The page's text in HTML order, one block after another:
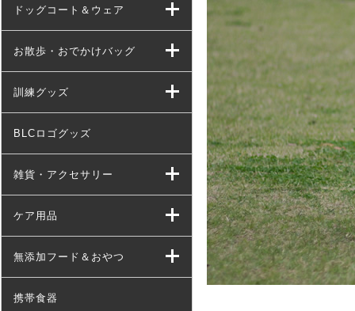
ドッグコート＆ウェア
お散歩・おでかけバッグ
訓練グッズ
BLCロゴグッズ
雑貨・アクセサリー
ケア用品
無添加フード＆おやつ
携帯食器